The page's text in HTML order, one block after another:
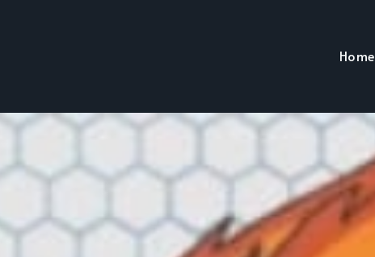
Home